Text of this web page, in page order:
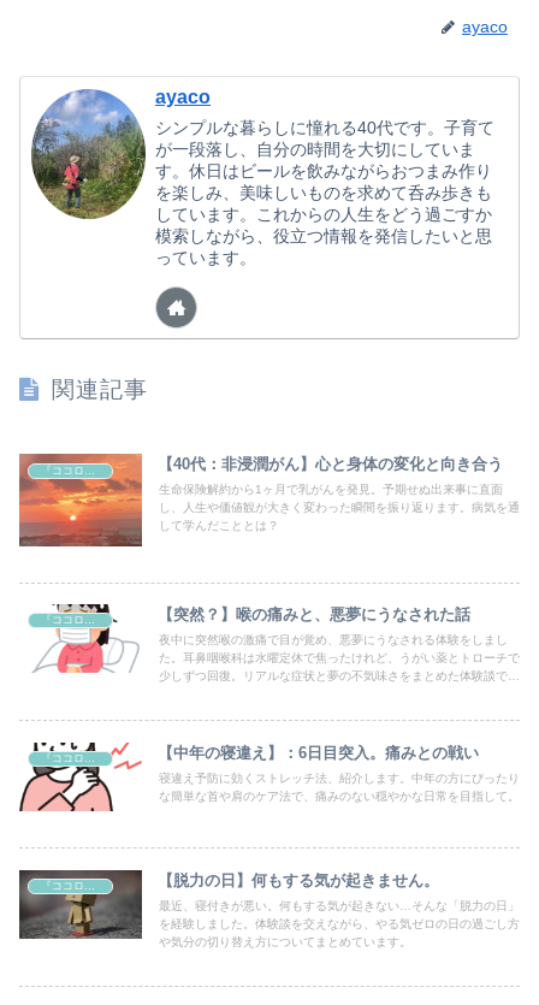
ayaco
ayaco
シンプルな暮らしに憧れる40代です。子育て
が一段落し、自分の時間を大切にしていま
す。休日はビールを飲みながらおつまみ作り
を楽しみ、美味しいものを求めて呑み歩きも
しています。これからの人生をどう過ごすか
模索しながら、役立つ情報を発信したいと思
っています。
関連記事
【40代：非浸潤がん】心と身体の変化と向き合う
生命保険解約から1ヶ月で乳がんを発見。予期せぬ出来事に直面
し、人生や価値観が大きく変わった瞬間を振り返ります。病気を通
して学んだこととは？
『ココロとカラダのケア』 【突然？】喉の痛みと、悪夢にうなされた話
夜中に突然喉の激痛で目が覚め、悪夢にうなされる体験をしまし
た。耳鼻咽喉科は水曜定休で焦ったけれど、うがい薬とトローチで
少しずつ回復。リアルな症状と夢の不気味さをまとめた体験談で
『ココロとカラダのケア』 【中年の寝違え】：6日目突入。痛みとの戦い
寝違え予防に効くストレッチ法、紹介します。中年の方にぴったり
な簡単な首や肩のケア法で、痛みのない穏やかな日常を目指して。
【脱力の日】何もする気が起きません。
最近、寝付きが悪い。何もする気が起きない…そんな「脱力の日」
を経験しました。体験談を交えながら、やる気ゼロの日の過ごし方
や気分の切り替え方についてまとめています。